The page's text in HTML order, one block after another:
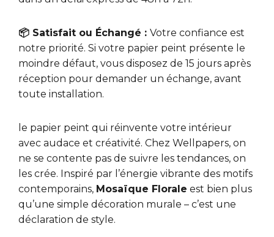
📦 Satisfait ou Échangé : Votre confiance est
notre priorité. Si votre papier peint présente le
moindre défaut, vous disposez de 15 jours après
réception pour demander un échange, avant
toute installation.
le papier peint qui réinvente votre intérieur
avec audace et créativité. Chez Wellpapers, on
ne se contente pas de suivre les tendances, on
les crée. Inspiré par l’énergie vibrante des motifs
contemporains, Mosaïque Florale est bien plus
qu’une simple décoration murale – c’est une
déclaration de style.